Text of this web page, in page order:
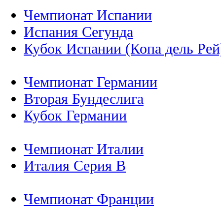
Чемпионат Испании
Испания Сегунда
Кубок Испании (Копа дель
Чемпионат Германии
Вторая Бундеслига
Кубок Германии
Чемпионат Италии
Италия Серия B
Чемпионат Франции